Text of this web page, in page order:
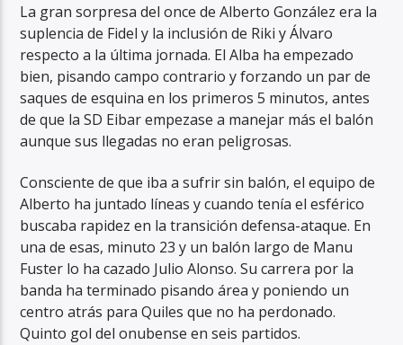
La gran sorpresa del once de Alberto González era la
suplencia de Fidel y la inclusión de Riki y Álvaro
respecto a la última jornada. El Alba ha empezado
bien, pisando campo contrario y forzando un par de
saques de esquina en los primeros 5 minutos, antes
de que la SD Eibar empezase a manejar más el balón
aunque sus llegadas no eran peligrosas.
Consciente de que iba a sufrir sin balón, el equipo de
Alberto ha juntado líneas y cuando tenía el esférico
buscaba rapidez en la transición defensa-ataque. En
una de esas, minuto 23 y un balón largo de Manu
Fuster lo ha cazado Julio Alonso. Su carrera por la
banda ha terminado pisando área y poniendo un
centro atrás para Quiles que no ha perdonado.
Quinto gol del onubense en seis partidos.